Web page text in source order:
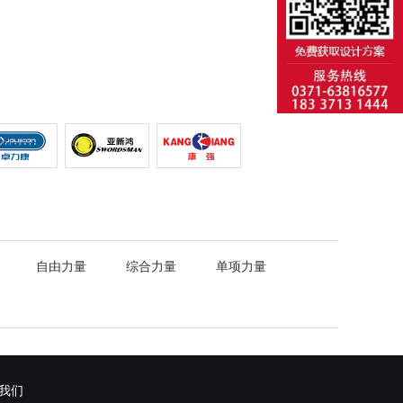
自由力量 综合力量 单项力量
们